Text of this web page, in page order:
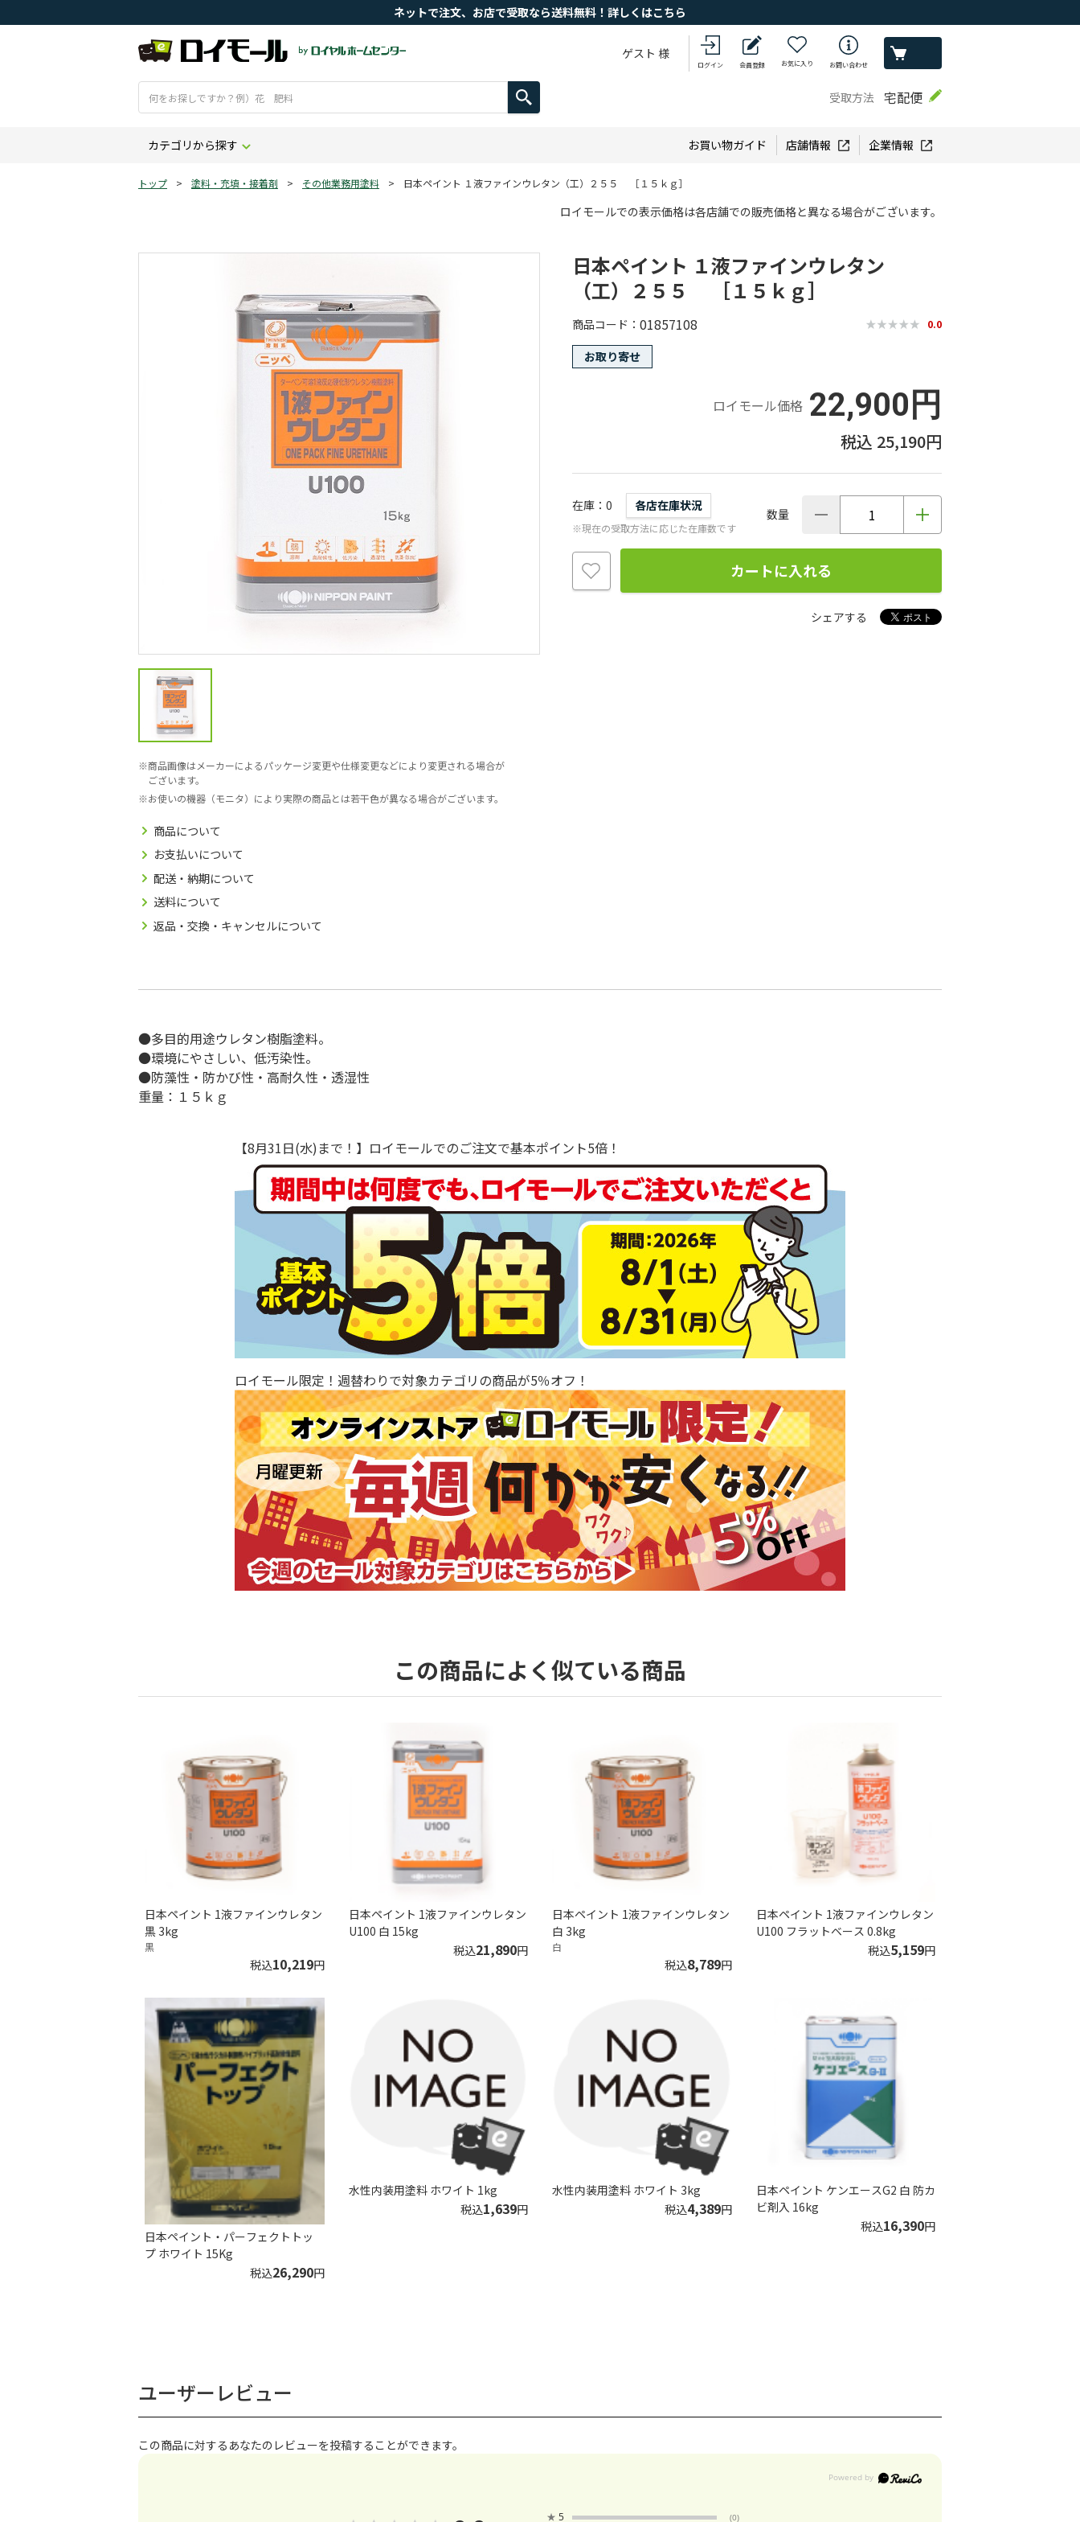
ネットで注文、お店で受取なら送料無料！詳しくはこちら
ゲスト 様
ログイン 会員登録 お気に入り お問い合わせ
受取方法 宅配便
カテゴリから探す お買い物ガイド 店舗情報 企業情報
トップ > 塗料・充填・接着剤 > その他業務用塗料 > 日本ペイント １液ファインウレタン（工）２５５ ［１５ｋｇ］
ロイモールでの表示価格は各店舗での販売価格と異なる場合がございます。
商品画像はメーカーによるパッケージ変更や仕様変更などにより変更される場合が
ございます。
お使いの機器（モニタ）により実際の商品とは若干色が異なる場合がございます。
商品について
お支払いについて
配送・納期について
送料について
返品・交換・キャンセルについて
日本ペイント １液ファインウレタン
（工）２５５ ［１５ｋｇ］
商品コード 01857108 0.0
お取り寄せ
ロイモール価格 22,900円
25,190円
在庫 0 各店在庫状況
※現在の受取方法に応じた在庫数です
数量
カートに入れる
シェアする
●多目的用途ウレタン樹脂塗料。
●環境にやさしい、低汚染性。
●防藻性・防かび性・高耐久性・透湿性
重量：１５ｋｇ
【8月31日(水)まで！】ロイモールでのご注文で基本ポイント5倍！
ロイモール限定！週替わりで対象カテゴリの商品が5％オフ！
この商品によく似ている商品
日本ペイント 1液ファインウレタン
黒 3kg
黒
税込10,219円
日本ペイント 1液ファインウレタン
U100 白 15kg
税込21,890円
日本ペイント 1液ファインウレタン
白 3kg
白
税込8,789円
日本ペイント 1液ファインウレタン
U100 フラットベース 0.8kg
税込5,159円
日本ペイント・パーフェクトトッ
プ ホワイト 15Kg
税込26,290円
水性内装用塗料 ホワイト 1kg
税込1,639円
水性内装用塗料 ホワイト 3kg
税込4,389円
日本ペイント ケンエースG2 白 防カ
ビ剤入 16kg
税込16,390円
ユーザーレビュー
この商品に対するあなたのレビューを投稿することができます。
★ 5 (0)